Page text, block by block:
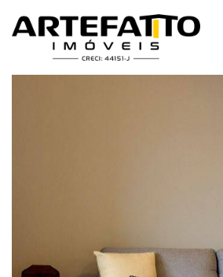
Home / Imóveis à venda / Apartamento